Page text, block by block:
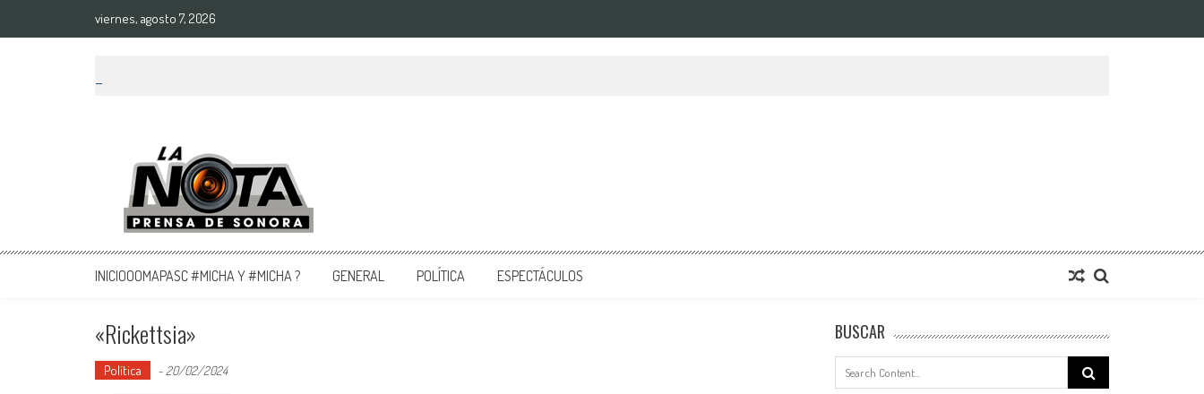
viernes, agosto 7, 2026
La Nota Prensa De Sonora
Noticias del día
INICIOOOMAPASC #MICHA Y #MICHA ? GENERAL POLÍTICA ESPECTÁCULOS
«rickettsia»
Política - 20/02/2024
BUSCAR
Search
for: